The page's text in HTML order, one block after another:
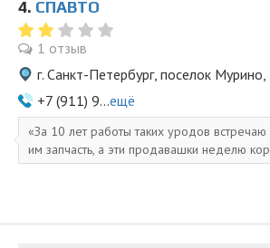
4. СПАВТО
1 отзыв
г. Санкт-Петербург, поселок
+7 (911) 9...ещё
За 10 лет работы таких уродов
им запчасть, а эти продавашки неделю